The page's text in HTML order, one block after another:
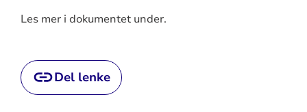
Les mer i dokumentet under.
Del lenke